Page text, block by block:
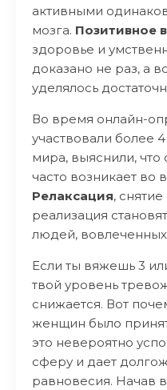
активными
мозга. Позитивное
здоровье и
доказано не раз, а
уделялось
Во время онлайн-
участвовали более
мира, выяснили, что
часто возникает во
Релаксация,
реализация
людей,
Если ты вяжешь 3
твой уровень
снижается. Вот
женщин было
это невероятно
сферу и дает
равновесия. Начав